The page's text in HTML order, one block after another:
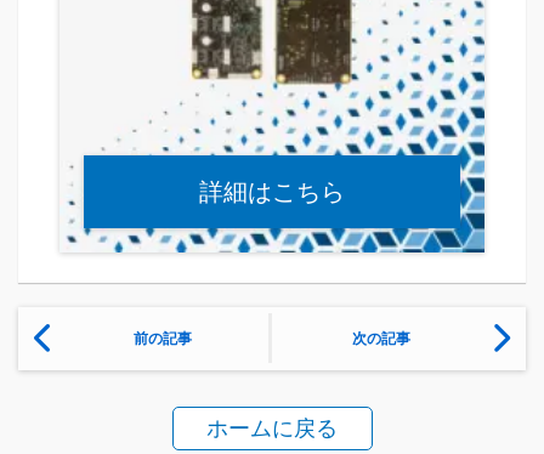
詳細はこちら
前の記事 次の記事
ホームに戻る